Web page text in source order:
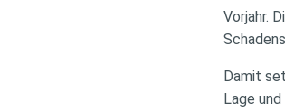
Vorjahr.
Damit
Lage